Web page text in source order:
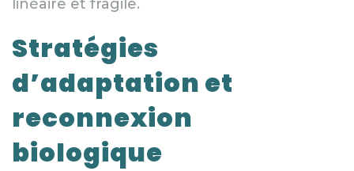
linéaire et fragile.
Stratégies
d’adaptation et
reconnexion
biologique